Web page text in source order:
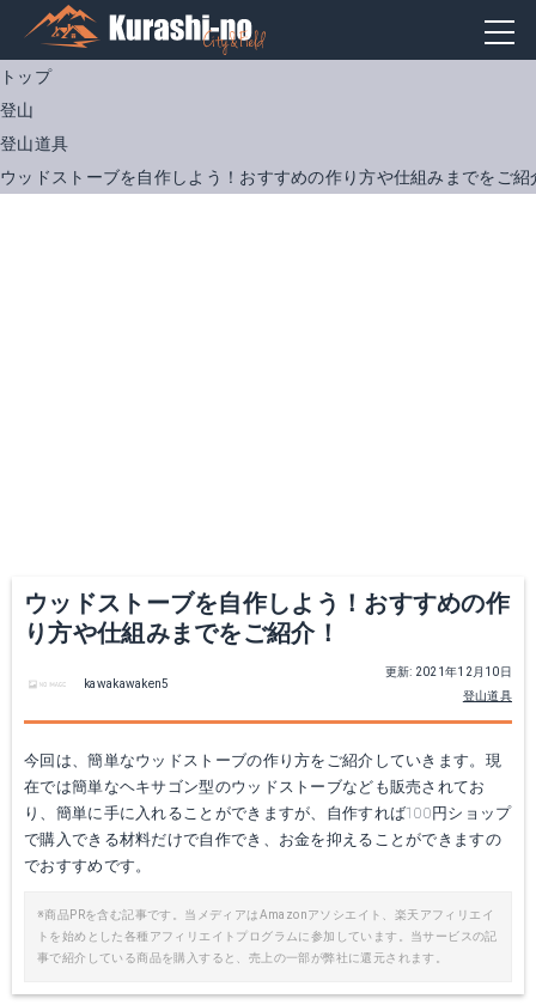
トップ
登山
登山道具
ウッドストーブを自作しよう！おすすめの作り方や仕組みまでをご紹
ウッドストーブを自作しよう！おすすめの作
り方や仕組みまでをご紹介！
更新: 2021年12月10日
登山道具
kawakawaken5
今回は、簡単なウッドストーブの作り方をご紹介していきます。現
在では簡単なヘキサゴン型のウッドストーブなども販売されてお
り、簡単に手に入れることができますが、自作すれば100円ショップ
で購入できる材料だけで自作でき、お金を抑えることができますの
でおすすめです。
※商品PRを含む記事です。当メディアはAmazonアソシエイト、楽天アフィリエイ
トを始めとした各種アフィリエイトプログラムに参加しています。当サービスの記
事で紹介している商品を購入すると、売上の一部が弊社に還元されます。
ZAFIELD 五徳
Amazonで詳細を見る
楽天で詳細を見る
Amazonで詳細を見る
楽天で詳細を見る